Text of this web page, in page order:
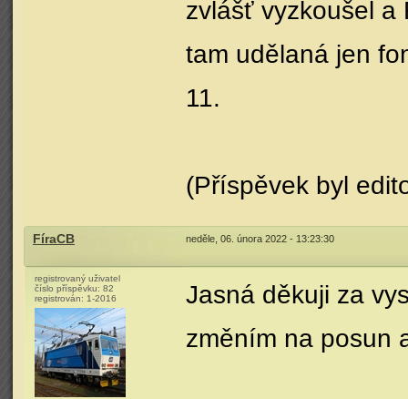
zvlášť vyzkoušel a
tam udělaná jen
11.
(Příspěvek byl
FíraCB neděle, 06. února 2022 - 13:23:30
registrovaný uživatel
číslo příspěvku: 82
registrován: 1-2016
Jasná děkuji za
změním na posun